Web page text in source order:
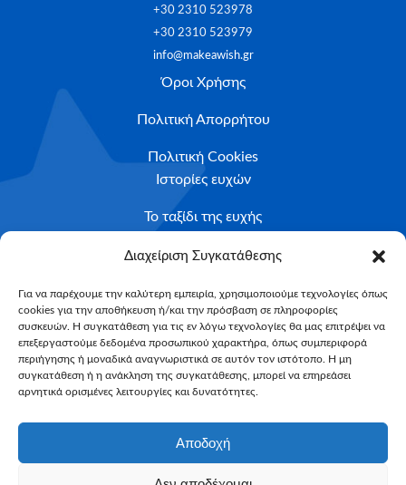
Διαχείριση Συγκατάθεσης
Για να παρέχουμε την καλύτερη εμπειρία, χρησιμοποιούμε τεχνολογίες όπως
cookies για την αποθήκευση ή/και την πρόσβαση σε πληροφορίες
συσκευών. Η συγκατάθεση για τις εν λόγω τεχνολογίες θα μας επιτρέψει να
επεξεργαστούμε δεδομένα προσωπικού χαρακτήρα, όπως συμπεριφορά
περιήγησης ή μοναδικά αναγνωριστικά σε αυτόν τον ιστότοπο. Η μη
συγκατάθεση ή η ανάκληση της συγκατάθεσης, μπορεί να επηρεάσει
αρνητικά ορισμένες λειτουργίες και δυνατότητες.
Αποδοχή
+30 2310 523978
+30 2310 523979
info@makeawish.gr
Όροι Χρήσης
Πολιτική Απορρήτου
Πολιτική Cookies
Ιστορίες ευχών
Το ταξίδι της ευχής
Κριτήρια Καταλληλότητας
Υποβολή Αιτήματος
NEWSLETTER
Email*